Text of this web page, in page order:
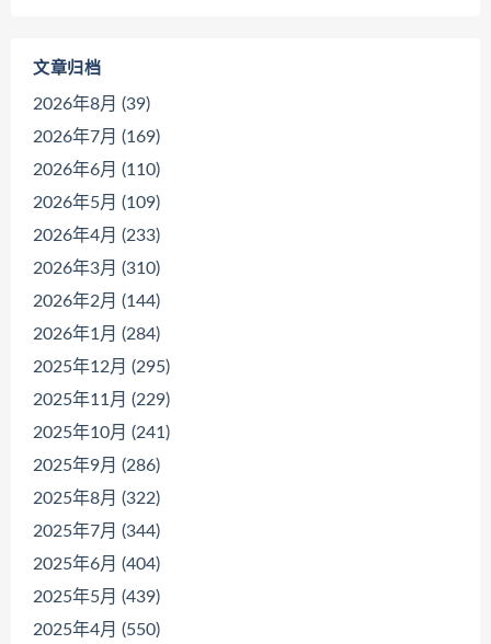
文章归档
2026年8月 (39)
2026年7月 (169)
2026年6月 (110)
2026年5月 (109)
2026年4月 (233)
2026年3月 (310)
2026年2月 (144)
2026年1月 (284)
2025年12月 (295)
2025年11月 (229)
2025年10月 (241)
2025年9月 (286)
2025年8月 (322)
2025年7月 (344)
2025年6月 (404)
2025年5月 (439)
2025年4月 (550)